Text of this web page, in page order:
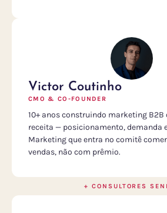
Victor Coutinho
CMO & CO-FOUNDER
10+ anos construindo marketing B2B
receita — posicionamento, demanda
Marketing que entra no comitê
vendas, não com prêmio.
+ CONSULTORES